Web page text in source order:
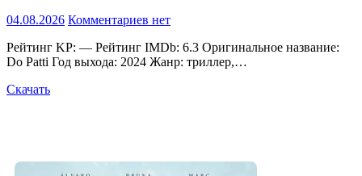
04.08.2026 Комментариев нет
Рейтинг KP: — Рейтинг IMDb: 6.3 Оригинальное название:
Do Patti Год выхода: 2024 Жанр: триллер,…
Скачать